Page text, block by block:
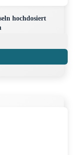
hochdosiert